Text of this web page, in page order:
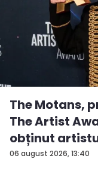
06 august 2026, 13:40
The Motans,
The Artist
obținut